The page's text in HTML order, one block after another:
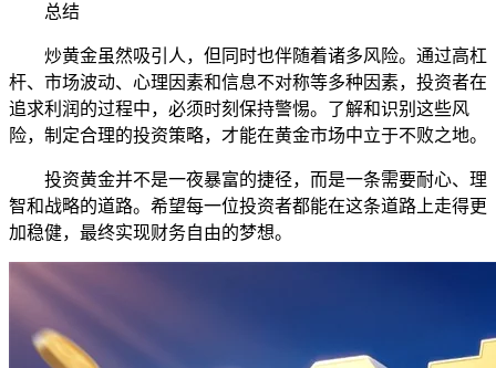
总结
炒黄金虽然吸引人，但同时也伴随着诸多风险。通过高杠
杆、市场波动、心理因素和信息不对称等多种因素，投资者在
追求利润的过程中，必须时刻保持警惕。了解和识别这些风
险，制定合理的投资策略，才能在黄金市场中立于不败之地。
投资黄金并不是一夜暴富的捷径，而是一条需要耐心、理
智和战略的道路。希望每一位投资者都能在这条道路上走得更
加稳健，最终实现财务自由的梦想。